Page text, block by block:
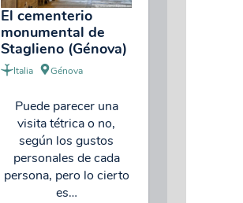
El cementerio
monumental de
Staglieno (Génova)
Italia Génova
Puede parecer una
visita tétrica o no,
según los gustos
personales de cada
persona, pero lo cierto
es…